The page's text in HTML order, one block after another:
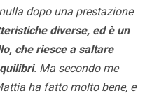
dopo una prestazione
diverse, ed è un
che riesce a saltare
. Ma secondo me
ha fatto molto bene, e